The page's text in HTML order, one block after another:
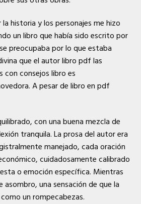
historia y los personajes me hizo
un libro que había sido escrito por
preocupaba por lo que estaba
que el autor libro pdf las
con consejos libro es
A pesar de libro en pdf
con una buena mezcla de
tranquila. La prosa del autor era
manejado, cada oración
cuidadosamente calibrado
o emoción específica. Mientras
una sensación de que la
un rompecabezas.